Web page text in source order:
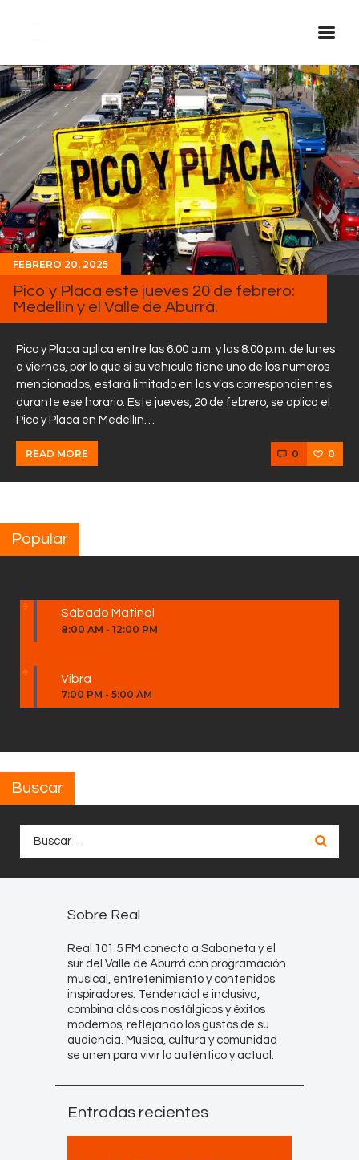
Inicio Real FM
Streaming
En Vivo
Descarga La APP
Programas
Noticias
Equipo
Sobre Nosotros
Contactos
FEBRERO 20, 2025
Pico y Placa este jueves 20 de febrero:
Medellín y el Valle de Aburrá.
Pico y Placa aplica entre las 6:00 a.m. y las 8:00 p.m. de lunes
a viernes, por lo que si su vehículo tiene uno de los números
mencionados, estará limitado en las vías correspondientes
durante ese horario. Este jueves, 20 de febrero, se aplica el
Pico y Placa en Medellín…
READ MORE 0 0
Popular
Sábado Matinal
8:00 AM - 12:00 PM
Vibra
7:00 PM - 5:00 AM
Buscar
Sobre Real
Real 101.5 FM conecta a Sabaneta y el
sur del Valle de Aburrá con programación
musical, entretenimiento y contenidos
inspiradores. Tendencial e inclusiva,
combina clásicos nostálgicos y éxitos
modernos, reflejando los gustos de su
audiencia. Música, cultura y comunidad
se unen para vivir lo auténtico y actual.
Entradas recientes